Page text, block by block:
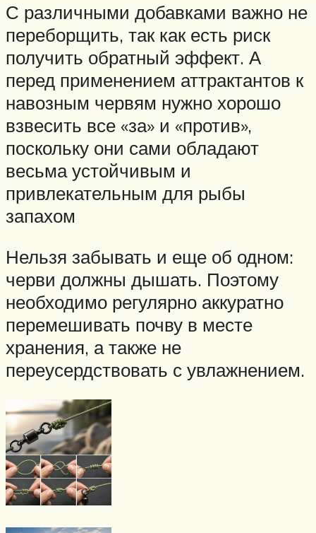
С различными добавками важно не
переборщить, так как есть риск
получить обратный эффект. А
перед применением аттрактантов к
навозным червям нужно хорошо
взвесить все «за» и «против»,
поскольку они сами обладают
весьма устойчивым и
привлекательным для рыбы
запахом
Нельзя забывать и еще об одном:
черви должны дышать. Поэтому
необходимо регулярно аккуратно
перемешивать почву в месте
хранения, а также не
переусердствовать с увлажнением.